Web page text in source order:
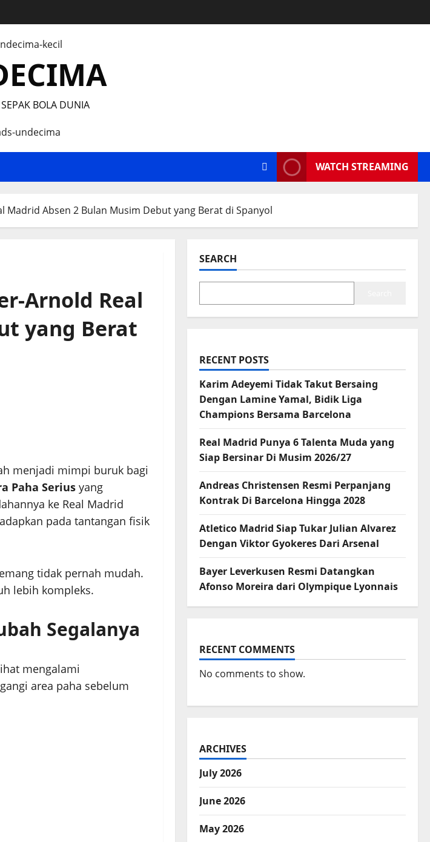
BOLA DUNIA
WATCH STREAMING
Madrid Absen 2 Bulan Musim Debut yang Berat di Spanyol
Arnold Real
yang Berat
menjadi mimpi buruk bagi
Paha Serius yang
ke Real Madrid
pada tantangan fisik
tidak pernah mudah.
lebih kompleks.
Segalanya
mengalami
area paha sebelum
SEARCH
RECENT POSTS
Karim Adeyemi Tidak Takut Bersaing
Dengan Lamine Yamal, Bidik Liga
Champions Bersama Barcelona
Real Madrid Punya 6 Talenta Muda yang
Siap Bersinar Di Musim 2026/27
Andreas Christensen Resmi Perpanjang
Kontrak Di Barcelona Hingga 2028
Atletico Madrid Siap Tukar Julian Alvarez
Dengan Viktor Gyokeres Dari Arsenal
Bayer Leverkusen Resmi Datangkan
Afonso Moreira dari Olympique Lyonnais
RECENT COMMENTS
No comments to show.
ARCHIVES
July 2026
June 2026
May 2026